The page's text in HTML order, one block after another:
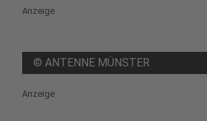
Anzeige
© ANTENNE MÜNSTER
Anzeige